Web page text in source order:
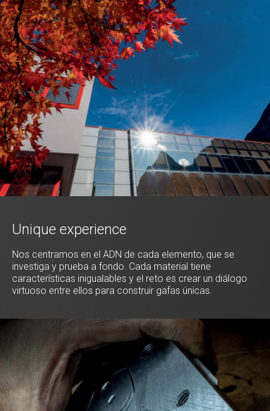
Unique experience
Nos centramos en el ADN de cada elemento, que se
investiga y prueba a fondo. Cada material tiene
características inigualables y el reto es crear un diálogo
virtuoso entre ellos para construir gafas únicas.